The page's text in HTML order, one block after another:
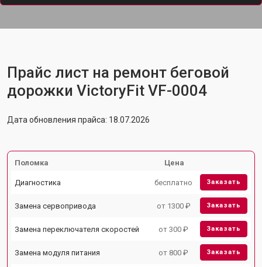
Прайс лист на ремонт беговой
дорожки VictoryFit VF-0004
Дата обновления прайса: 18.07.2026
Поломка Цена
Диагностика бесплатно Заказать
Замена сервопривода от 1300 ₽ Заказать
Замена переключателя скоростей от 300 ₽ Заказать
Замена модуля питания от 800 ₽ Заказать